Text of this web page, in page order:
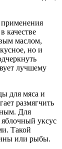
качестве
маслом,
но и
лучшему
для мяса и
размягчить
Для
уксус
Такой
или рыбы.